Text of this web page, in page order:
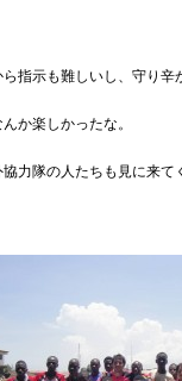
ら指示も難しいし、守り辛
か楽しかったな。
協力隊の人たちも見に来